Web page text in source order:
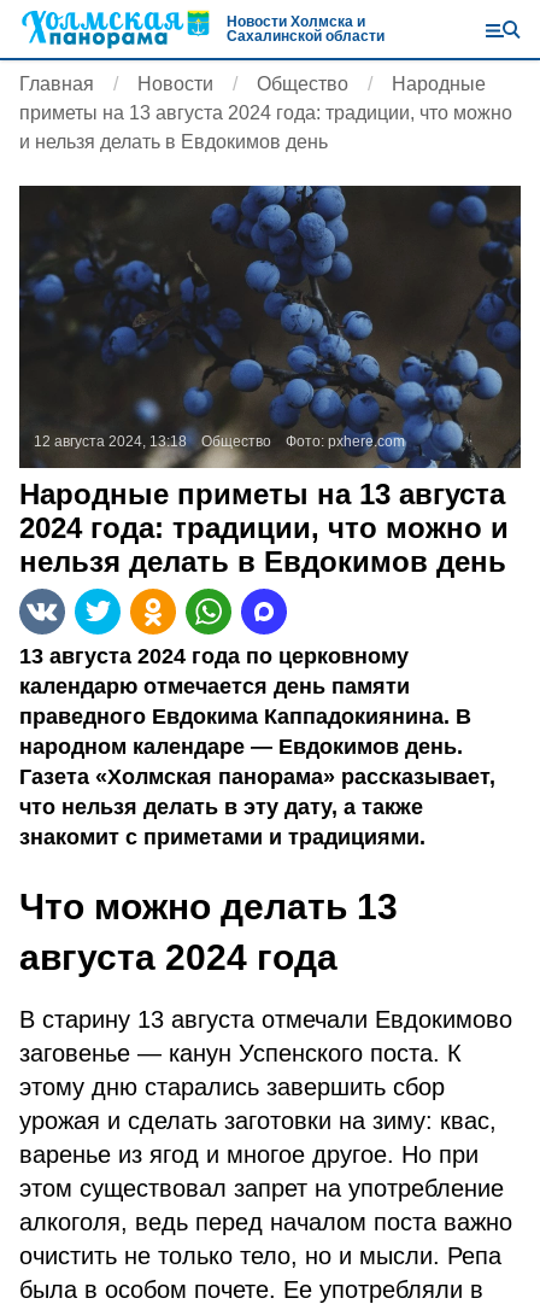
Новости Холмска и
Сахалинской области
Главная Новости Общество
Народные
приметы на 13 августа 2024 года: традиции, что можно
и нельзя делать в Евдокимов день
12 августа 2024, 13:18 Общество Фото: pxhere.com
Народные приметы на 13 августа
2024 года: традиции, что можно и
нельзя делать в Евдокимов день
13 августа 2024 года по церковному
календарю отмечается день памяти
праведного Евдокима Каппадокиянина. В
народном календаре — Евдокимов день.
Газета «Холмская панорама» рассказывает,
что нельзя делать в эту дату, а также
знакомит с приметами и традициями.
Что можно делать 13
августа 2024 года
В старину 13 августа отмечали Евдокимово
заговенье — канун Успенского поста. К
этому дню старались завершить сбор
урожая и сделать заготовки на зиму: квас,
варенье из ягод и многое другое. Но при
этом существовал запрет на употребление
алкоголя, ведь перед началом поста важно
очистить не только тело, но и мысли. Репа
была в особом почете. Ее употребляли в